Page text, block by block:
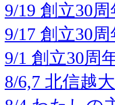
9/19 創立30
9/17 創立30
9/1 創立30周
8/6,7 北信越